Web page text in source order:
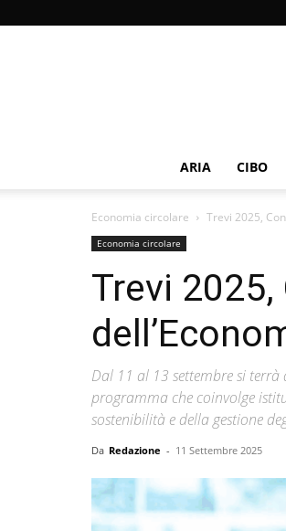
ARIA CIBO
Economia circolare Trevi 2025,
Economia circolare
Trevi 2025,
Dal 11 al 13 settembre si terrà
programma che coinvolge
sostenibilità e della gestione
Da Redazione - 11 Settembre 2025